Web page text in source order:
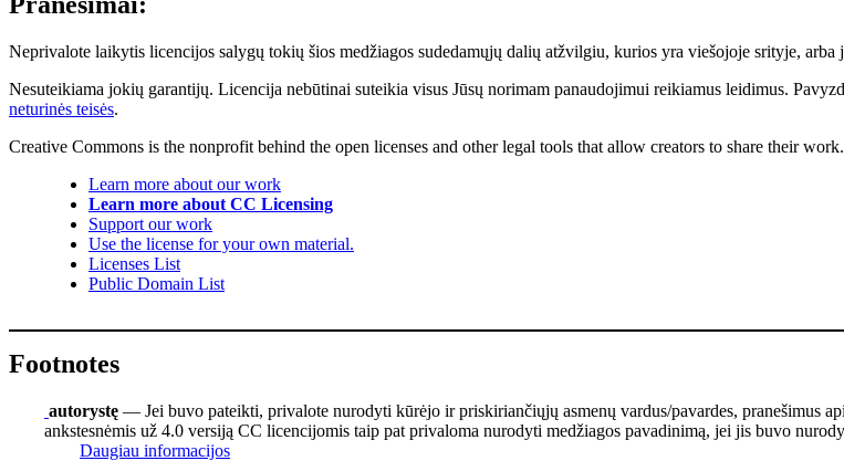
Neprivalote laikytis licencijos salygų tokių šios medžiagos sudedamųjų dalių atžvilgiu, kurios yra viešojoje srityje, arba
Nesuteikiama jokių garantijų. Licencija nebūtinai suteikia visus Jūsų norimam panaudojimui reikiamus leidimus.
neturinės teisės.
Creative Commons is the nonprofit behind the open licenses and other legal tools that allow creators to share their
Learn more about our work
Learn more about CC Licensing
Support our work
Use the license for your own material.
Licenses List
Public Domain List
Footnotes
autorystę — Jei buvo pateikti, privalote nurodyti kūrėjo ir priskiriančiųjų asmenų vardus/pavardes, pranešimus
ankstesnėmis už 4.0 versiją CC licencijomis taip pat privaloma nurodyti medžiagos pavadinimą, jei jis buvo
Daugiau informacijos